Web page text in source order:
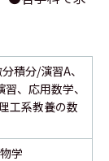
積分/演習A、
、応用数学、
工系教養の数
学